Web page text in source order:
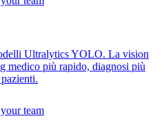
Ultralytics YOLO. La vision
medico più rapido, diagnosi più